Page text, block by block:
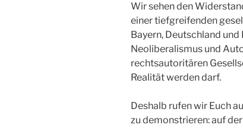
Wir sehen den
einer tiefgreifenden
Bayern, Deutschland
Neoliberalismus und
rechtsautoritären
Realität werden darf.
Deshalb rufen wir Euch
zu demonstrieren: auf